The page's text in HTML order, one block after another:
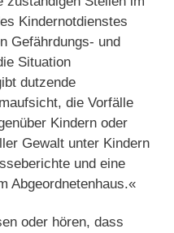
Kindernotdienstes
Gefährdungs- und
Situation
dutzende
die Vorfälle
Kindern oder
Gewalt unter Kindern
und eine
Abgeordnetenhaus.«
oder hören, dass